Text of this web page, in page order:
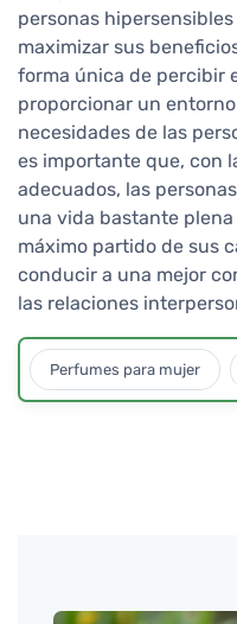
personas
maximizar sus
forma única de percibir
proporcionar un
necesidades de las
es importante que, con
adecuados, las
una vida bastante
máximo partido de sus
conducir a una mejor
las relaciones
Perfumes para mujer